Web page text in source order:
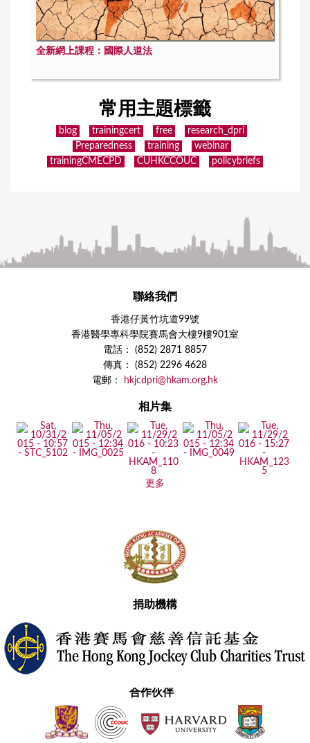
全新網上課程：國際人道法
常用主題標籤
blog trainingcert free
research_dpri
Preparedness
training
webinar
trainingCMECPD
CUHKCCOUC policybriefs
聯絡我們
香港仔黃竹坑道99號
香港醫學專科學院賽馬會大樓9樓901室
電話： (852) 2871 8857
傳真： (852) 2296 4628
電郵：
hkjcdpri@hkam.org.hk
相片集
更多
捐助機構
合作伙伴